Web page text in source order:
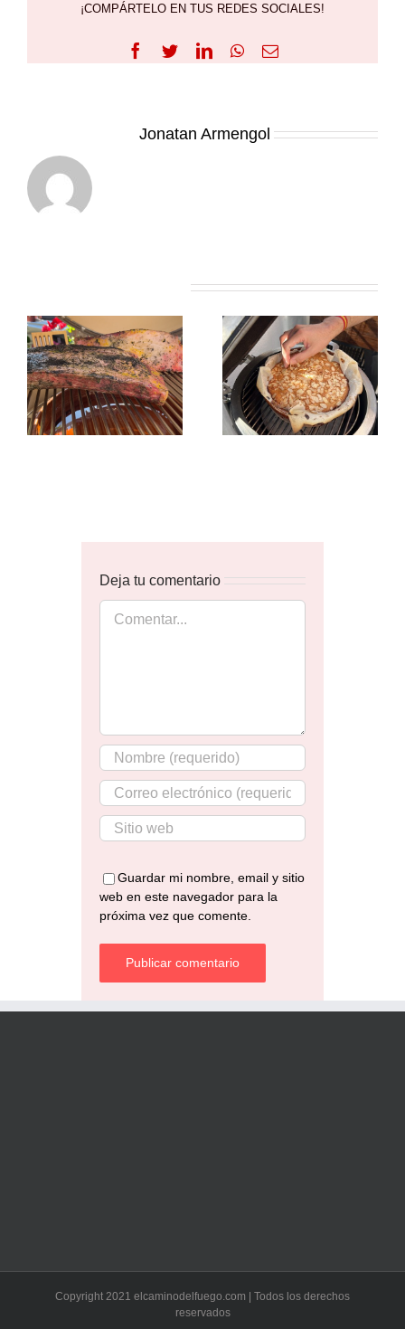
¡COMPÁRTELO EN TUS REDES SOCIALES!
Facebook
TwitterLinkedInWhatsApp
Correo
Jonatan Armengol
Deja tu comentario
Comentar
Guardar mi nombre, email y sitio
web en este navegador para la
próxima vez que comente.
Copyright 2021 elcaminodelfuego.com | Todos los derechos
reservados